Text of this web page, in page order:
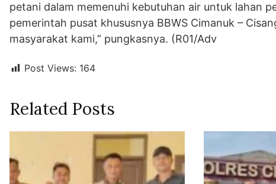
petani dalam memenuhi kebutuhan air untuk lahan
pemerintah pusat khususnya BBWS Cimanuk –
masyarakat kami,” pungkasnya. (R01/Adv
Post Views: 164
Related Posts